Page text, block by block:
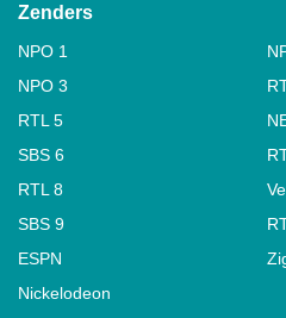
Zenders
NPO 1
NPO 3
RTL 5
SBS 6
RTL 8
SBS 9
ESPN
Nickelodeon